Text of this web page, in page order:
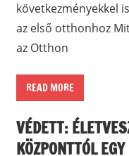
következményekkel
az első otthonhoz
az Otthon
READ MORE
VÉDETT:
KÖZPONTTÓL